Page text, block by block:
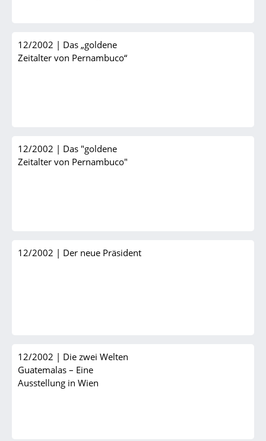
12/2002 | Das „goldene
Zeitalter von Pernambuco“
12/2002 | Das "goldene
Zeitalter von Pernambuco"
12/2002 | Der neue Präsident
12/2002 | Die zwei Welten
Guatemalas – Eine
Ausstellung in Wien